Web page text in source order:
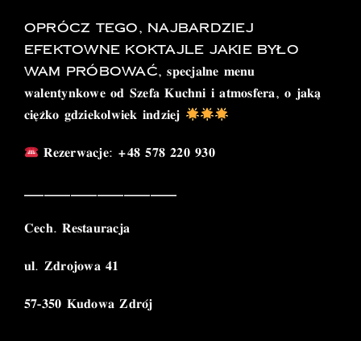
Oprócz tego, najbardziej
efektowne koktajle jakie było
Wam próbować, 𝐬𝐩𝐞𝐜𝐣𝐚𝐥𝐧𝐞 𝐦𝐞𝐧𝐮
𝐰𝐚𝐥𝐞𝐧𝐭𝐲𝐧𝐤𝐨𝐰𝐞 𝐨𝐝 𝐒𝐳𝐞𝐟𝐚 𝐊𝐮𝐜𝐡𝐧𝐢 𝐢 𝐚𝐭𝐦𝐨𝐬𝐟𝐞𝐫𝐚, 𝐨 𝐣𝐚𝐤𝐚̨
𝐜𝐢𝐞̨𝐳̇𝐤𝐨 𝐠𝐝𝐳𝐢𝐞𝐤𝐨𝐥𝐰𝐢𝐞𝐤 𝐢𝐧𝐝𝐳𝐢𝐞𝐣
𝐑𝐞𝐳𝐞𝐫𝐰𝐚𝐜𝐣𝐞: +𝟒𝟖 𝟓𝟕𝟖 𝟐𝟐𝟎 𝟗𝟑𝟎
_______________________
𝐂𝐞𝐜𝐡. 𝐑𝐞𝐬𝐭𝐚𝐮𝐫𝐚𝐜𝐣𝐚
𝐮𝐥. 𝐙𝐝𝐫𝐨𝐣𝐨𝐰𝐚 𝟒𝟏
𝟓𝟕-𝟑𝟓𝟎 𝐊𝐮𝐝𝐨𝐰𝐚 𝐙𝐝𝐫𝐨́𝐣